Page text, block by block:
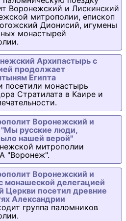
Воронежский и Лискинский
митрополии, епископ
Дионисий, игумены
монастырей
Архипастырь с
продолжает
Египта
посетили монастырь
Стратилата в Каире и
Воронежский и
"Мы русские люди,
нашей верой"
митрополии
"Воронеж".
Воронежский и
монашеской делегацией
Церкви посетил древние
Александрии
группа паломников